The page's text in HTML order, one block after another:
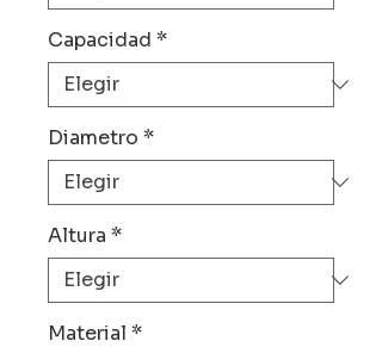
Capacidad *
Diametro *
Altura *
Material *